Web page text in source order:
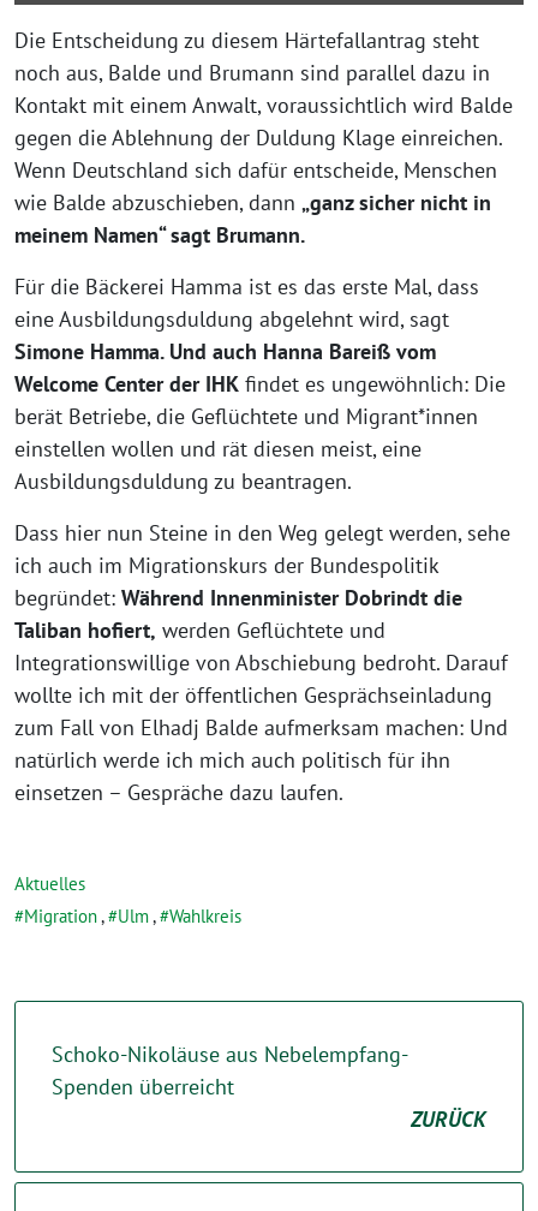
Die Entscheidung zu diesem Härtefallantrag steht
noch aus, Balde und Brumann sind parallel dazu in
Kontakt mit einem Anwalt, voraussichtlich wird Balde
gegen die Ablehnung der Duldung Klage einreichen.
Wenn Deutschland sich dafür entscheide, Menschen
wie Balde abzuschieben, dann „ganz sicher nicht in
meinem Namen“ sagt Brumann.
Für die Bäckerei Hamma ist es das erste Mal, dass
eine Ausbildungsduldung abgelehnt wird, sagt
Simone Hamma. Und auch Hanna Bareiß vom
Welcome Center der IHK findet es ungewöhnlich: Die
berät Betriebe, die Geflüchtete und Migrant*innen
einstellen wollen und rät diesen meist, eine
Ausbildungsduldung zu beantragen.
Dass hier nun Steine in den Weg gelegt werden, sehe
ich auch im Migrationskurs der Bundespolitik
begründet: Während Innenminister Dobrindt die
Taliban hofiert, werden Geflüchtete und
Integrationswillige von Abschiebung bedroht. Darauf
wollte ich mit der öffentlichen Gesprächseinladung
zum Fall von Elhadj Balde aufmerksam machen: Und
natürlich werde ich mich auch politisch für ihn
einsetzen – Gespräche dazu laufen.
Aktuelles
Migration, Ulm, Wahlkreis
Schoko-Nikoläuse aus Nebelempfang-
Spenden überreicht
ZURÜCK